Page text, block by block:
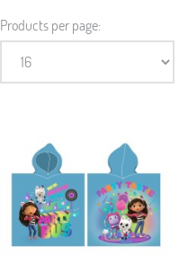
Products per page: